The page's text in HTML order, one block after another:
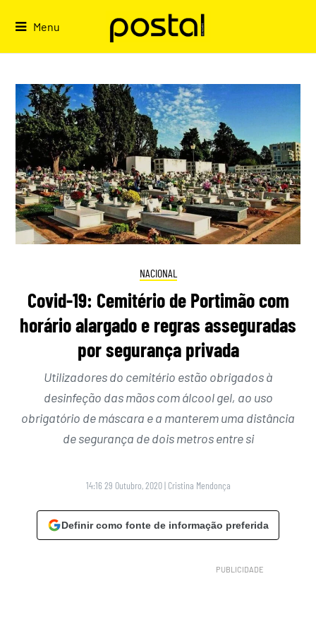
Menu
NACIONAL
Covid-19: Cemitério de Portimão com
horário alargado e regras asseguradas
por segurança privada
Utilizadores do cemitério estão obrigados à
desinfeção das mãos com álcool gel, ao uso
obrigatório de máscara e a manterem uma distância
de segurança de dois metros entre si
14:16 29 Outubro, 2020 | Cristina Mendonça
Definir como fonte de informação preferida